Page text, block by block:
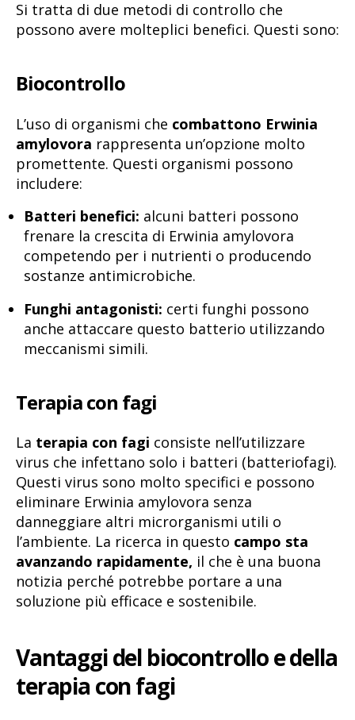
Si tratta di due metodi di controllo che
possono avere molteplici benefici. Questi sono:
Biocontrollo
L’uso di organismi che combattono Erwinia
amylovora rappresenta un’opzione molto
promettente. Questi organismi possono
includere:
Batteri benefici: alcuni batteri possono
frenare la crescita di Erwinia amylovora
competendo per i nutrienti o producendo
sostanze antimicrobiche.
Funghi antagonisti: certi funghi possono
anche attaccare questo batterio utilizzando
meccanismi simili.
Terapia con fagi
La terapia con fagi consiste nell’utilizzare
virus che infettano solo i batteri (batteriofagi).
Questi virus sono molto specifici e possono
eliminare Erwinia amylovora senza
danneggiare altri microrganismi utili o
l’ambiente. La ricerca in questo campo sta
avanzando rapidamente, il che è una buona
notizia perché potrebbe portare a una
soluzione più efficace e sostenibile.
Vantaggi del biocontrollo e della
terapia con fagi